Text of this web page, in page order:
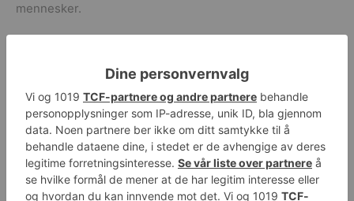
mennesker.
medikamentell behandling, som GLP-1-hemmere (for
eksempel Ozempic), ikke bare kan forbedre diabetes og
fedme, men også målrette mot aldringseffektene til skjult
visceralt fett.
Denne studien ble finansiert av MRC, British Heart
Foundation og National Institute for Health and Care